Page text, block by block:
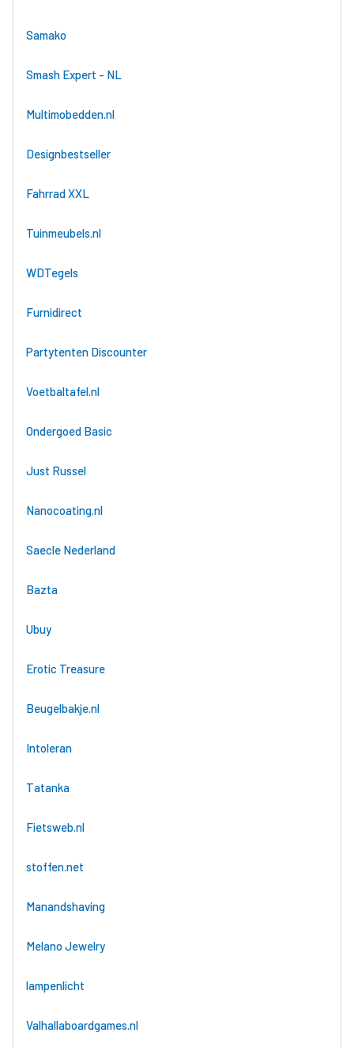
Samako
Smash Expert - NL
Multimobedden.nl
Designbestseller
Fahrrad XXL
Tuinmeubels.nl
WDTegels
Furnidirect
Partytenten Discounter
Voetbaltafel.nl
Ondergoed Basic
Just Russel
Nanocoating.nl
Saecle Nederland
Bazta
Ubuy
Erotic Treasure
Beugelbakje.nl
Intoleran
Tatanka
Fietsweb.nl
stoffen.net
Manandshaving
Melano Jewelry
lampenlicht
Valhallaboardgames.nl